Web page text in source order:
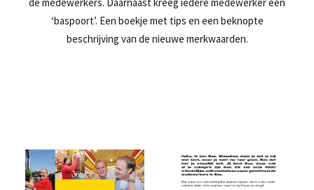
‘baspoort’. Een boekje met tips en een beknopte
beschrijving van de nieuwe merkwaarden.